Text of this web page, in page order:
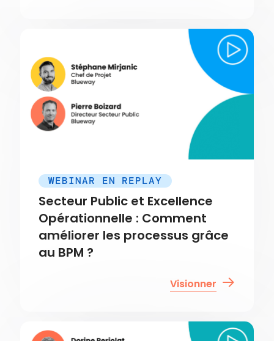
WEBINAR EN REPLAY
Secteur Public et Excellence
Opérationnelle : Comment
améliorer les processus grâce
au BPM ?
Visionner